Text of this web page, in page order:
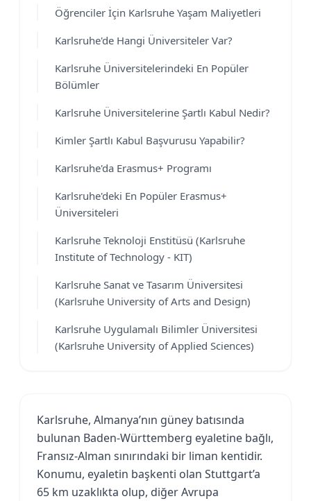
Öğrenciler İçin Karlsruhe Yaşam Maliyetleri
Karlsruhe'de Hangi Üniversiteler Var?
Karlsruhe Üniversitelerindeki En Popüler
Bölümler
Karlsruhe Üniversitelerine Şartlı Kabul Nedir?
Kimler Şartlı Kabul Başvurusu Yapabilir?
Karlsruhe'da Erasmus+ Programı
Karlsruhe'deki En Popüler Erasmus+
Üniversiteleri
Karlsruhe Teknoloji Enstitüsü (Karlsruhe
Institute of Technology - KIT)
Karlsruhe Sanat ve Tasarım Üniversitesi
(Karlsruhe University of Arts and Design)
Karlsruhe Uygulamalı Bilimler Üniversitesi
(Karlsruhe University of Applied Sciences)
Karlsruhe, Almanya’nın güney batısında
bulunan Baden-Württemberg eyaletine bağlı,
Fransız-Alman sınırındaki bir liman kentidir.
Konumu, eyaletin başkenti olan Stuttgart’a
65 km uzaklıkta olup, diğer Avrupa